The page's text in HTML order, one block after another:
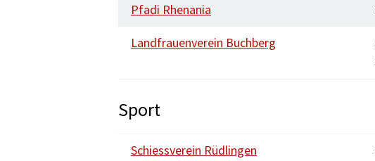
Pfadi Rhenania
Landfrauenverein Buchberg
Sport
Schiessverein Rüdlingen